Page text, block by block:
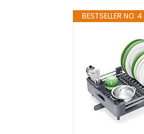
BESTSELLER NO. 4